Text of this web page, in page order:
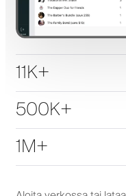
11K+
500K+
1M+